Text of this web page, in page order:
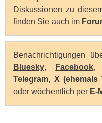
Diskussionen zu
finden Sie auch im
Benachrichtigungen
Bluesky, Facebook,
Telegram, X (ehemals
oder wöchentlich per E-